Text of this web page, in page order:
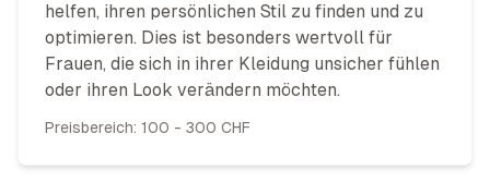
helfen, ihren persönlichen Stil zu finden und zu
optimieren. Dies ist besonders wertvoll für
Frauen, die sich in ihrer Kleidung unsicher fühlen
oder ihren Look verändern möchten.
Preisbereich: 100 - 300 CHF